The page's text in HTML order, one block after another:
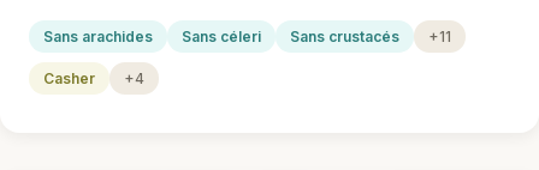
Sans arachides Sans céleri Sans crustacés +11
Casher +4